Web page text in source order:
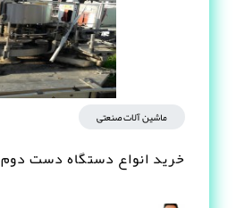
ماشین آلات صنعتی
خرید انواع دستگاه دست دوم